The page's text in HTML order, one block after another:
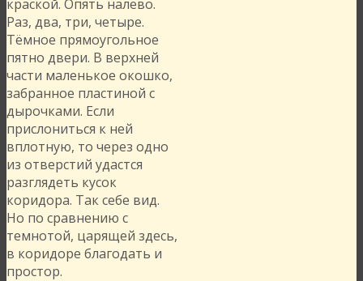
краской. Опять налево.
Раз, два, три, четыре.
Тёмное прямоугольное
пятно двери. В верхней
части маленькое окошко,
забранное пластиной с
дырочками. Если
прислониться к ней
вплотную, то через одно
из отверстий удастся
разглядеть кусок
коридора. Так себе вид.
Но по сравнению с
темнотой, царящей здесь,
в коридоре благодать и
простор.